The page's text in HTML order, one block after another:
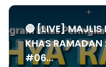
🔴 [LIVE] MAJLIS
KHAS
#06...